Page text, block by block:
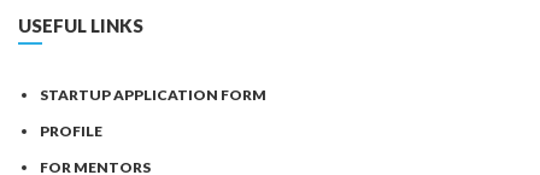
USEFUL LINKS
STARTUP APPLICATION FORM
PROFILE
FOR MENTORS